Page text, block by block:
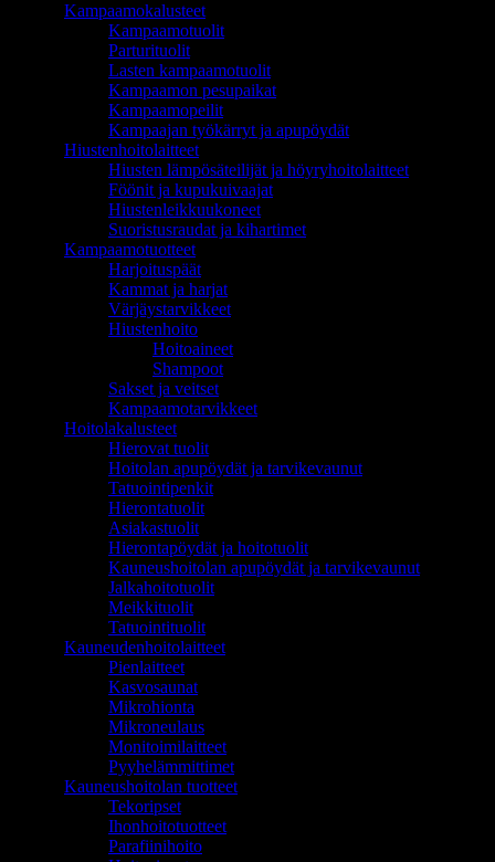
Kampaamokalusteet
Kampaamotuolit
Parturituolit
Lasten kampaamotuolit
Kampaamon pesupaikat
Kampaamopeilit
Kampaajan työkärryt ja apupöydät
Hiustenhoitolaitteet
Hiusten lämpösäteilijät ja höyryhoitolaitteet
Föönit ja kupukuivaajat
Hiustenleikkuukoneet
Suoristusraudat ja kihartimet
Kampaamotuotteet
Harjoituspäät
Kammat ja harjat
Värjäystarvikkeet
Hiustenhoito
Hoitoaineet
Shampoot
Sakset ja veitset
Kampaamotarvikkeet
Hoitolakalusteet
Hierovat tuolit
Hoitolan apupöydät ja tarvikevaunut
Tatuointipenkit
Hierontatuolit
Asiakastuolit
Hierontapöydät ja hoitotuolit
Kauneushoitolan apupöydät ja tarvikevaunut
Jalkahoitotuolit
Meikkituolit
Tatuointituolit
Kauneudenhoitolaitteet
Pienlaitteet
Kasvosaunat
Mikrohionta
Mikroneulaus
Monitoimilaitteet
Pyyhelämmittimet
Kauneushoitolan tuotteet
Tekoripset
Ihonhoitotuotteet
Parafiinihoito